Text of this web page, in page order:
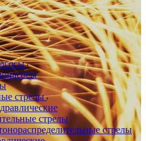
стрелы
стрелы
стрелы